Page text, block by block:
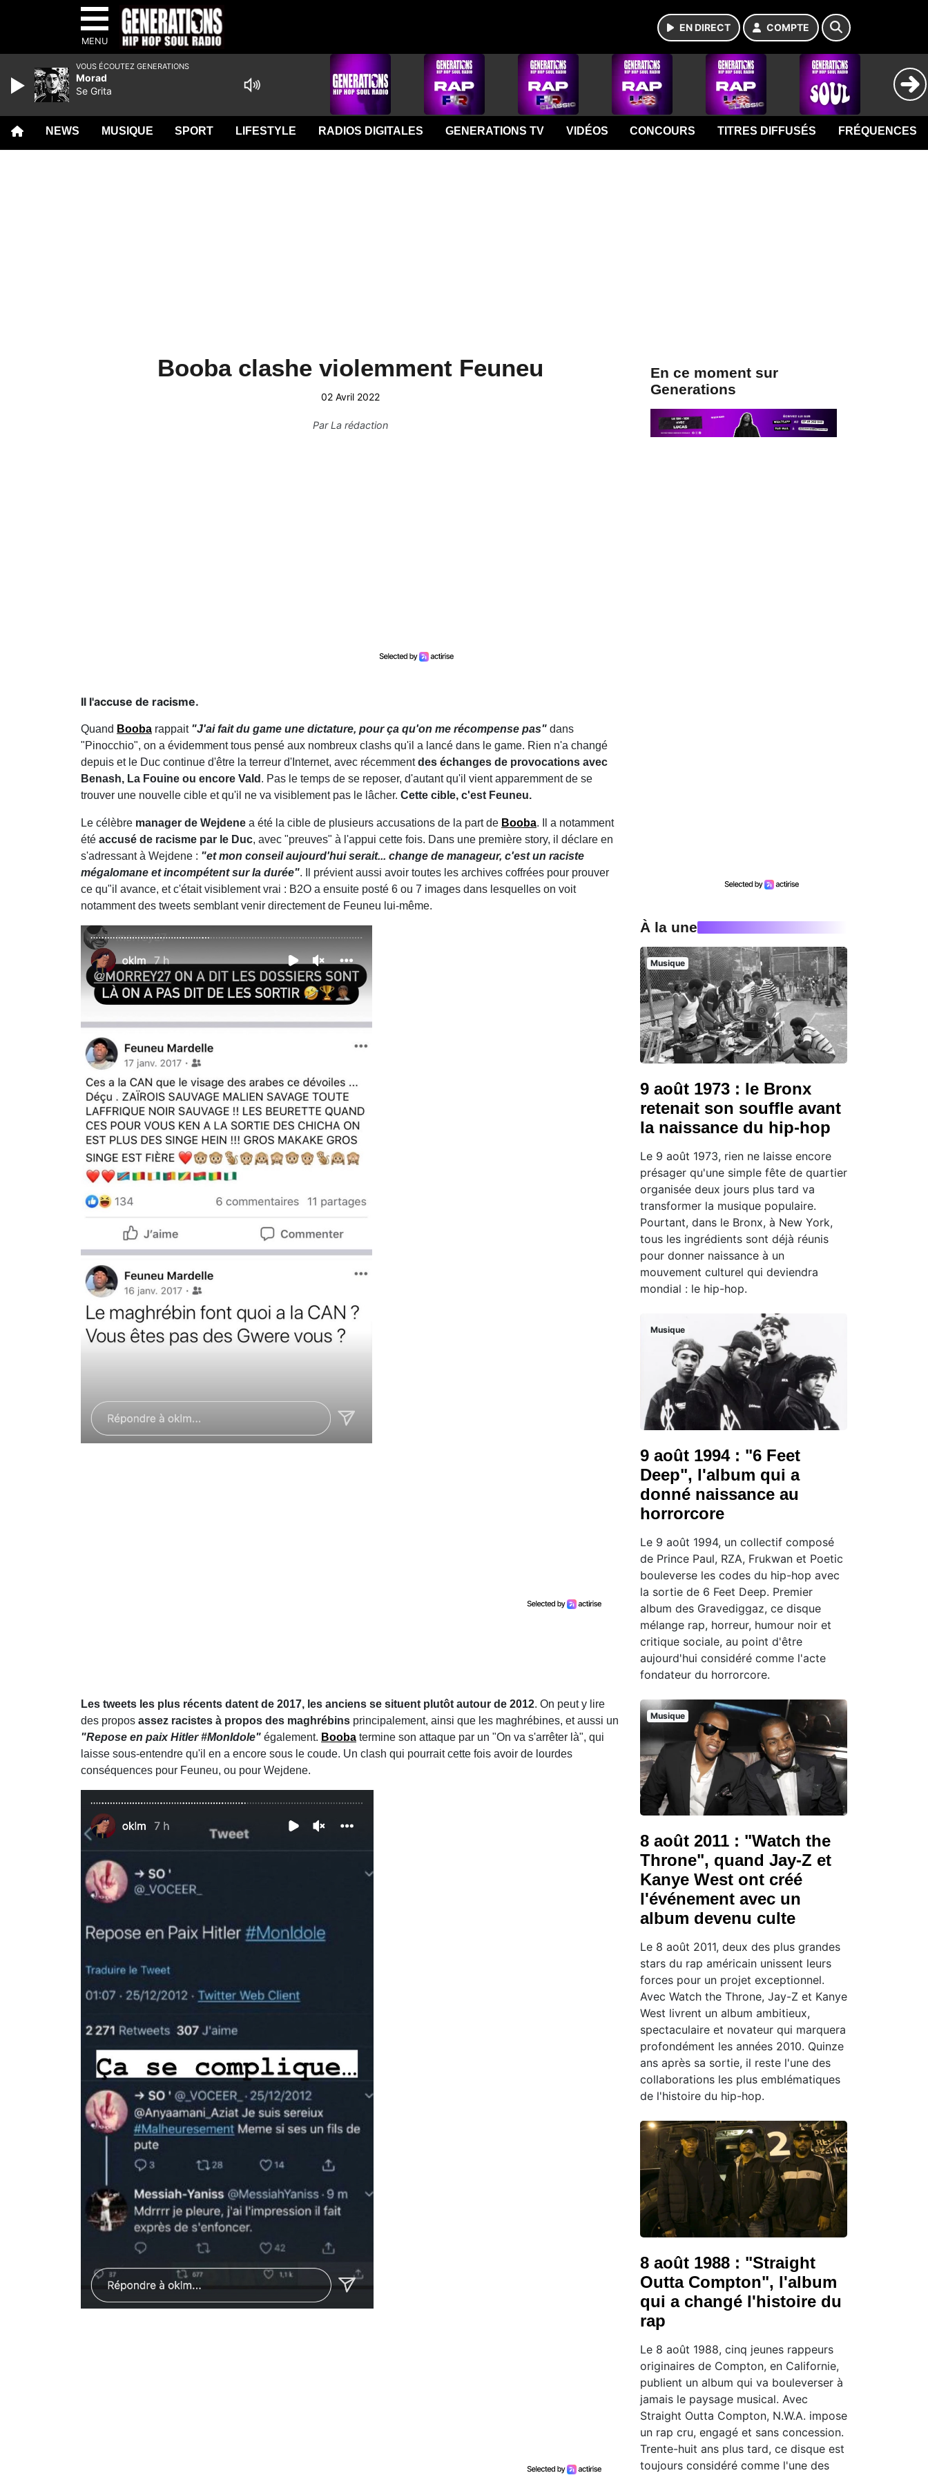
MENU
EN DIRECT COMPTE
NEWS MUSIQUE SPORT LIFESTYLE RADIOS DIGITALES GENERATIONS TV VIDÉOS CONCOURS TITRES DIFFUSÉS FRÉQUENCES
Booba clashe violemment Feuneu
02 Avril 2022
ParLa rédaction
Il l'accuse de racisme.
Quand Booba rappait "J'ai fait du game une dictature, pour ça qu'on me récompense pas" dans
"Pinocchio", on a évidemment tous pensé aux nombreux clashs qu'il a lancé dans le game. Rien n'a changé
depuis et le Duc continue d'être la terreur d'Internet, avec récemmentdes échanges de provocations avec
Benash, La Fouine ou encore Vald . Pas le temps de se reposer, d'autant qu'il vient apparemment de se
trouver une nouvelle cible et qu'il ne va visiblement pas le lâcher. Cette cible, c'est Feuneu.
Le célèbre manager de Wejdene a été la cible de plusieurs accusations de la part de Booba. Il a notamment
été accusé de racisme par le Duc, avec "preuves" à l'appui cette fois. Dans une première story, il déclare en
s'adressant à Wejdene : "et mon conseil aujourd'hui serait... change de manageur, c'est un raciste
mégalomane et incompétent sur la durée". Il prévient aussi avoir toutes les archives coffrées pour prouver
ce qu"il avance, et c'était visiblement vrai : B2O a ensuite posté 6 ou 7 images dans lesquelles on voit
notamment des tweets semblant venir directement de Feuneu lui-même.
Les tweets les plus récents datent de 2017, les anciens se situent plutôt autour de 2012. On peut y lire
des propos assez racistes à propos des maghrébins principalement, ainsi que les maghrébines, et aussi un
"Repose en paix Hitler #MonIdole" également. Booba termine son attaque par un "On va s'arrêter là", qui
laisse sous-entendre qu'il en a encore sous le coude. Un clash qui pourrait cette fois avoir de lourdes
conséquences pour Feuneu, ou pour Wejdene.
En ce moment sur
Generations
À la une
Musique
9 août 1973 : le Bronx
retenait son souffle avant
la naissance du hip-hop
Le 9 août 1973, rien ne laisse encore
présager qu'une simple fête de quartier
organisée deux jours plus tard va
transformer la musique populaire.
Pourtant, dans le Bronx, à New York,
tous les ingrédients sont déjà réunis
pour donner naissance à un
mouvement culturel qui deviendra
mondial : le hip-hop.
Musique
9 août 1994 : "6 Feet
Deep", l'album qui a
donné naissance au
horrorcore
Le 9 août 1994, un collectif composé
de Prince Paul, RZA, Frukwan et Poetic
bouleverse les codes du hip-hop avec
la sortie de 6 Feet Deep. Premier
album des Gravediggaz, ce disque
mélange rap, horreur, humour noir et
critique sociale, au point d'être
aujourd'hui considéré comme l'acte
fondateur du horrorcore.
Musique
8 août 2011 : "Watch the
Throne", quand Jay-Z et
Kanye West ont créé
l'événement avec un
album devenu culte
Le 8 août 2011, deux des plus grandes
stars du rap américain unissent leurs
forces pour un projet exceptionnel.
Avec Watch the Throne, Jay-Z et Kanye
West livrent un album ambitieux,
spectaculaire et novateur qui marquera
profondément les années 2010. Quinze
ans après sa sortie, il reste l'une des
collaborations les plus emblématiques
de l'histoire du hip-hop.
8 août 1988 : "Straight
Outta Compton", l'album
qui a changé l'histoire du
rap
Le 8 août 1988, cinq jeunes rappeurs
originaires de Compton, en Californie,
publient un album qui va bouleverser à
jamais le paysage musical. Avec
Straight Outta Compton, N.W.A. impose
un rap cru, engagé et sans concession.
Trente-huit ans plus tard, ce disque est
toujours considéré comme l'une des
VOUS ÉCOUTEZ GENERATIONS
Morad
Se Grita